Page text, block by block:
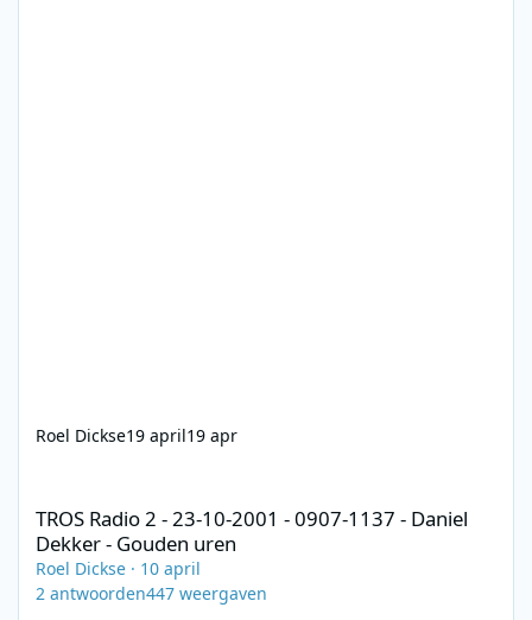
Roel Dickse19 april19 apr
TROS Radio 2 - 23-10-2001 - 0907-1137 - Daniel
Dekker - Gouden uren
Roel Dickse · 10 april
2 antwoorden447 weergaven